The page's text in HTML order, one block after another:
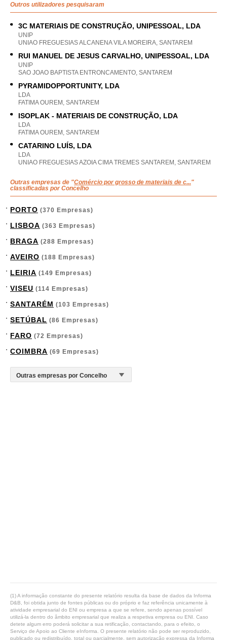
Outros utilizadores pesquisaram
3C MATERIAIS DE CONSTRUÇÃO, UNIPESSOAL, LDA
UNIP
UNIAO FREGUESIAS ALCANENA VILA MOREIRA, SANTAREM
RUI MANUEL DE JESUS CARVALHO, UNIPESSOAL, LDA
UNIP
SAO JOAO BAPTISTA ENTRONCAMENTO, SANTAREM
PYRAMIDOPPORTUNITY, LDA
LDA
FATIMA OUREM, SANTAREM
ISOPLAK - MATERIAIS DE CONSTRUÇÃO, LDA
LDA
FATIMA OUREM, SANTAREM
CATARINO LUÍS, LDA
LDA
UNIAO FREGUESIAS AZOIA CIMA TREMES SANTAREM, SANTAREM
Outras empresas de "Comércio por grosso de materiais de c..."
classificadas por Concelho
PORTO (370 Empresas)
LISBOA (363 Empresas)
BRAGA (288 Empresas)
AVEIRO (188 Empresas)
LEIRIA (149 Empresas)
VISEU (114 Empresas)
SANTARÉM (103 Empresas)
SETÚBAL (86 Empresas)
FARO (72 Empresas)
COIMBRA (69 Empresas)
(1) A informação constante do presente relatório resulta da base de dados da Informa
D&B, foi obtida junto de fontes públicas ou do próprio e faz referência unicamente à
atividade empresarial do ENI ou empresa a que se refere, sendo apenas possível
utilizá-la dentro do âmbito empresarial que realiza a respetiva empresa ou ENI. Caso
detete algum erro poderá solicitar a sua retificação, contactando, para o efeito, o
Serviço de Apoio ao Cliente eInforma. O presente relatório não pode ser reproduzido,
publicado ou redistribuído, total ou parcialmente, sem autorização expressa da Informa